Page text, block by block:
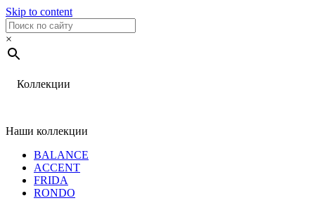
Skip to content
×
Коллекции
Наши коллекции
BALANCE
ACCENT
FRIDA
RONDO